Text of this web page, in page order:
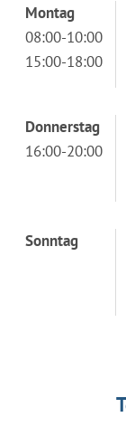
Montag
08:00-10:00
15:00-18:00
Donnerstag
16:00-20:00
Sonntag